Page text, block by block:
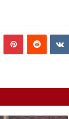
Tumblr PinterestReddit